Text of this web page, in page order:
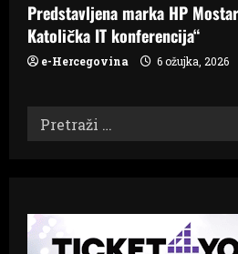
Predstavljena marka HP
Katolička IT konferencija“
e-Hercegovina 6 ožujka, 2026
Pretraži: